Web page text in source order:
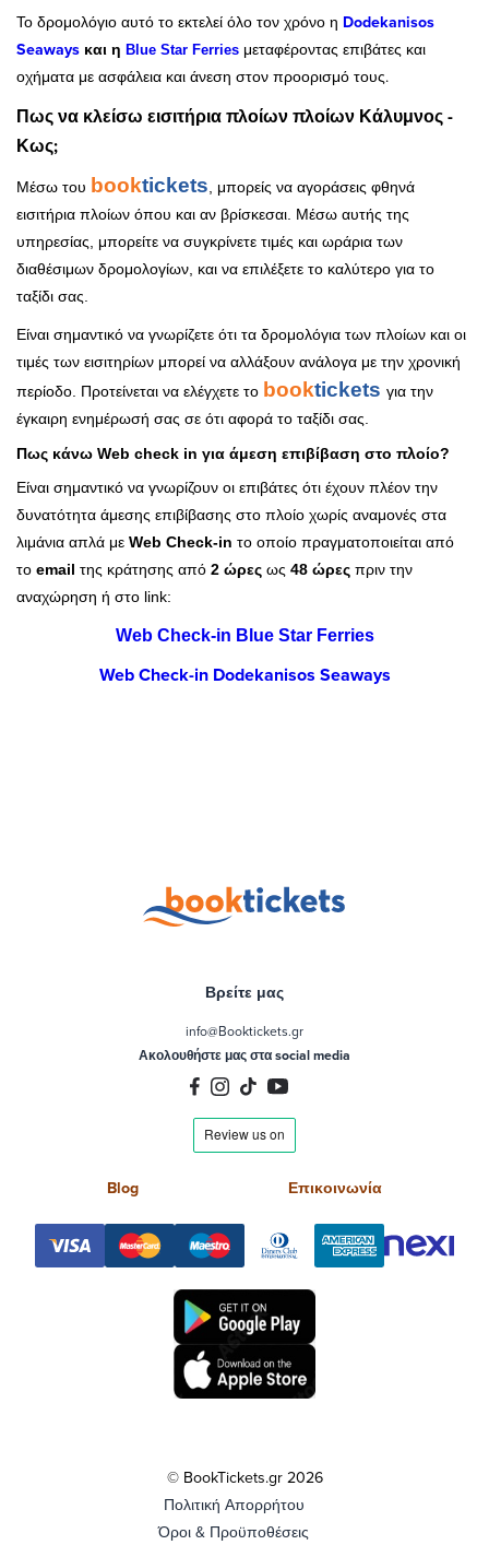
Το δρομολόγιο αυτό το εκτελεί όλο τον χρόνο η Dodekanisos
Seaways και η Blue Star Ferries μεταφέροντας επιβάτες και
οχήματα με ασφάλεια και άνεση στον προορισμό τους.
Πως να κλείσω εισιτήρια πλοίων πλοίων Κάλυμνος -
Κως;
Μέσω του booktickets , μπορείς να αγοράσεις φθηνά
εισιτήρια πλοίων όπου και αν βρίσκεσαι. Μέσω αυτής της
υπηρεσίας, μπορείτε να συγκρίνετε τιμές και ωράρια των
διαθέσιμων δρομολογίων, και να επιλέξετε το καλύτερο για το
ταξίδι σας.
Είναι σημαντικό να γνωρίζετε ότι τα δρομολόγια των πλοίων και οι
τιμές των εισιτηρίων μπορεί να αλλάξουν ανάλογα με την χρονική
περίοδο. Προτείνεται να ελέγχετε το booktickets για την
έγκαιρη ενημέρωσή σας σε ότι αφορά το ταξίδι σας.
Πως κάνω Web check in για άμεση επιβίβαση στο πλοίο?
Είναι σημαντικό να γνωρίζουν οι επιβάτες ότι έχουν πλέον την
δυνατότητα άμεσης επιβίβασης στο πλοίο χωρίς αναμονές στα
λιμάνια απλά με Web Check-in το οποίο πραγματοποιείται από
το email της κράτησης από 2 ώρες ως 48 ώρες πριν την
αναχώρηση ή στο link:
Web Check-in Blue Star Ferries
Web Check-in Dodekanisos Seaways
Βρείτε μας
info@Booktickets.gr
Ακολουθήστε μας στα social media
Blog Επικοινωνία
© BookTickets.gr 2026
Πολιτική Απορρήτου
Όροι & Προϋποθέσεις